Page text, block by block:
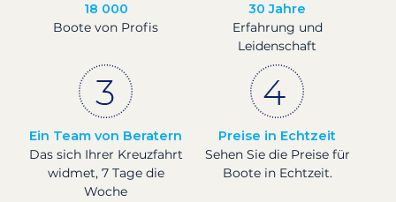
18 000
Boote von Profis
30 Jahre
Erfahrung und
Leidenschaft
Ein Team von Beratern
Das sich Ihrer Kreuzfahrt
widmet, 7 Tage die
Woche
Preise in Echtzeit
Sehen Sie die Preise für
Boote in Echtzeit.